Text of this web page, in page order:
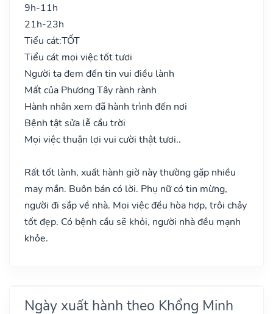
9h-11h
21h-23h
Tiểu cát:TỐT
Tiểu cát mọi việc tốt tươi
Người ta đem đến tin vui điều lành
Mất của Phương Tây rành rành
Hành nhân xem đã hành trình đến nơi
Bệnh tật sửa lễ cầu trời
Mọi việc thuận lợi vui cười thật tươi..
Rất tốt lành, xuất hành giờ này thường gặp nhiều
may mắn. Buôn bán có lời. Phụ nữ có tin mừng,
người đi sắp về nhà. Mọi việc đều hòa hợp, trôi chảy
tốt đẹp. Có bệnh cầu sẽ khỏi, người nhà đều mạnh
khỏe.
Ngày xuất hành theo Khổng Minh